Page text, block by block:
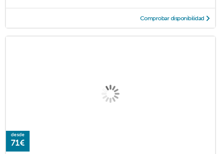
Comprobar disponibilidad
desde
71€